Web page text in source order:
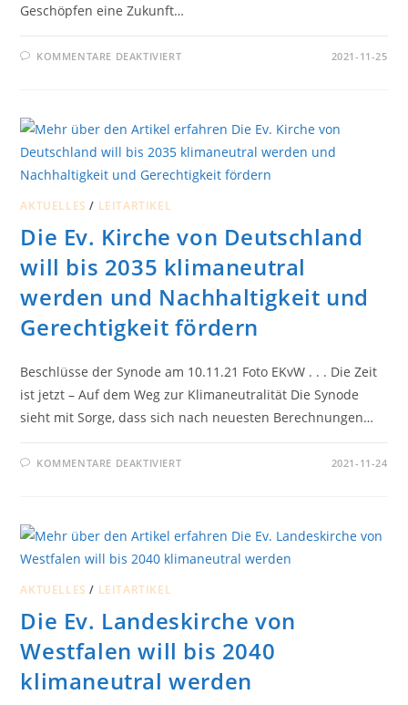
Geschöpfen eine Zukunft…
KOMMENTARE DEAKTIVIERTFÜR 2021-11-25
AKTUELLES / LEITARTIKEL
Die Ev. Kirche von Deutschland
will bis 2035 klimaneutral
werden und Nachhaltigkeit und
Gerechtigkeit fördern
Beschlüsse der Synode am 10.11.21 Foto EKvW . . . Die Zeit
ist jetzt – Auf dem Weg zur Klimaneutralität Die Synode
sieht mit Sorge, dass sich nach neuesten Berechnungen…
KOMMENTARE DEAKTIVIERTFÜR
WILL
BIS
2035
KLIMANEUTRAL
UND
GERECHTIGKEIT
FÖRDERN
2021-11-24
AKTUELLES / LEITARTIKEL
Die Ev. Landeskirche von
Westfalen will bis 2040
klimaneutral werden